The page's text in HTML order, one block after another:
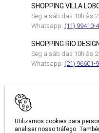
Utilizamos cookies para
analisar nosso tráfego.
SHOPPING VILLA
Seg a sáb das 10h às
Whatsapp: (11) 99410-
SHOPPING RIO
Seg a sáb das 10h às
Whatsapp: (21) 96601-